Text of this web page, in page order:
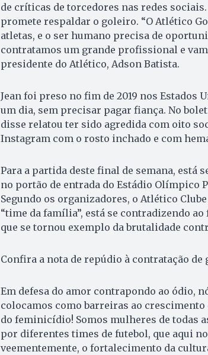
de críticas de torcedores nas redes
promete respaldar o goleiro. “O Atlético
atletas, e o ser humano precisa de
contratamos um grande profissional e
presidente do Atlético, Adson Batista.
Jean foi preso no fim de 2019 nos Estados
um dia, sem precisar pagar fiança. No
disse relatou ter sido agredida com oito
Instagram com o rosto inchado e com
Para a partida deste final de semana, está
no portão de entrada do Estádio Olímpico
Segundo os organizadores, o Atlético
“time da família”, está se contradizendo
que se tornou exemplo da brutalidade
Confira a nota de repúdio à contratação
Em defesa do amor contrapondo ao ódio,
colocamos como barreiras ao
do feminicídio! Somos mulheres de todas
por diferentes times de futebol, que aqui
veementemente, o fortalecimento da